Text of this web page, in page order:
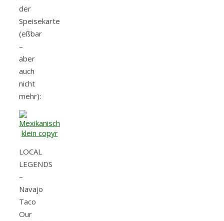
der
Speisekarte
(eßbar
–
aber
auch
nicht
mehr):
LOCAL
LEGENDS
–
Navajo
Taco
Our